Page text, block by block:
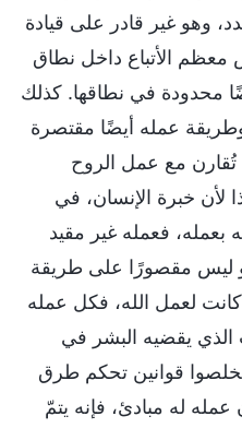
وهو غير قادر على قيادة
الأتباع داخل نطاق
محدودة في نطاقها. كذلك
عمله أيضًا مقتصرة
تُقارن مع عمل الروح
لأن خبرة الإنسان، في
بعمله، فعمله غير مقيد
ليس مقصورًا على طريقة
لعمل الله، فكل عمله
يقضيه البشر في
قوانين تحكم طرق
له مبادئ، فإنه يتمّ